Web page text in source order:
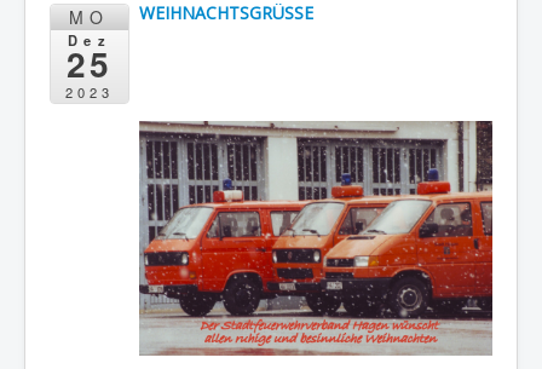
MO
Dez
25
2023
WEIHNACHTSGRÜSSE